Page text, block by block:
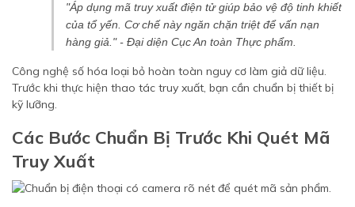
"Áp dụng mã truy xuất điện tử giúp bảo vệ độ tinh khiết
của tổ yến. Cơ chế này ngăn chặn triệt để vấn nạn
hàng giả." - Đại diện Cục An toàn Thực phẩm.
Công nghệ số hóa loại bỏ hoàn toàn nguy cơ làm giả dữ liệu.
Trước khi thực hiện thao tác truy xuất, bạn cần chuẩn bị thiết bị
kỹ lưỡng.
Các Bước Chuẩn Bị Trước Khi Quét Mã
Truy Xuất